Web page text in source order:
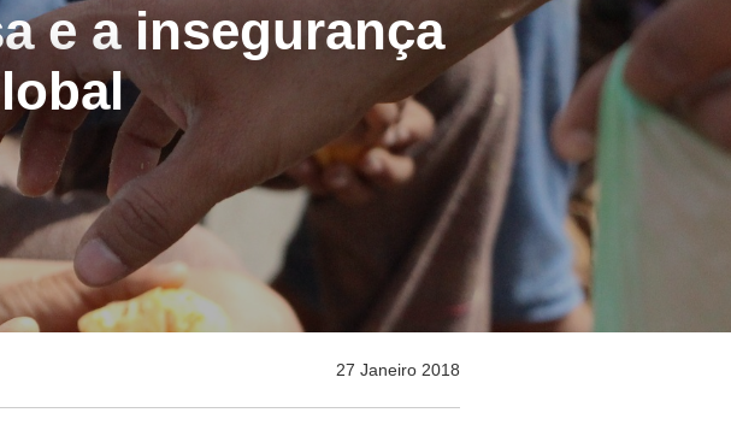
e a insegurança
27 Janeiro 2018